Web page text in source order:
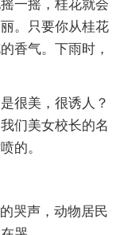
一摇，桂花就会
。只要你从桂花
香气。下雨时，
很美，很诱人？
们美女校长的名
的。
哭声，动物居民